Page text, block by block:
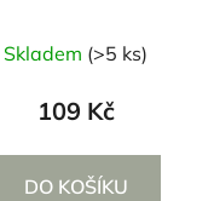
Skladem (>5 ks)
109 Kč
DO KOŠÍKU